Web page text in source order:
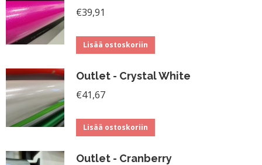
€39,91
Lisää ostoskoriin
Outlet - Crystal White
€41,67
Lisää ostoskoriin
Outlet - Cranberry